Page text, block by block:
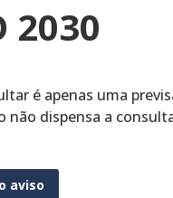
2030
é apenas uma
não dispensa a
aviso